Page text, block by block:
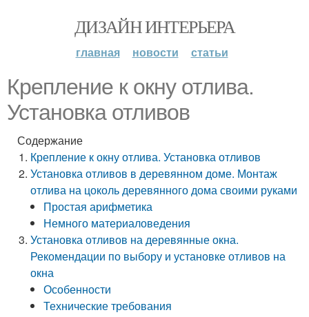
ДИЗАЙН ИНТЕРЬЕРА
главная новости статьи
Крепление к окну отлива.
Установка отливов
Содержание
Крепление к окну отлива. Установка отливов
Установка отливов в деревянном доме. Монтаж
отлива на цоколь деревянного дома своими руками
Простая арифметика
Немного материаловедения
Установка отливов на деревянные окна.
Рекомендации по выбору и установке отливов на
окна
Особенности
Технические требования